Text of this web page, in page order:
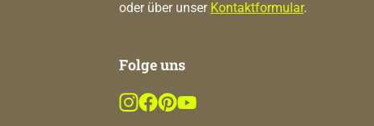
oder über unser Kontaktformular.
Folge uns